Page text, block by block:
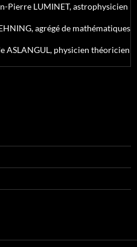
Pierre LUMINET, astrophysicien
agrégé de mathématiques
ASLANGUL, physicien théoricien